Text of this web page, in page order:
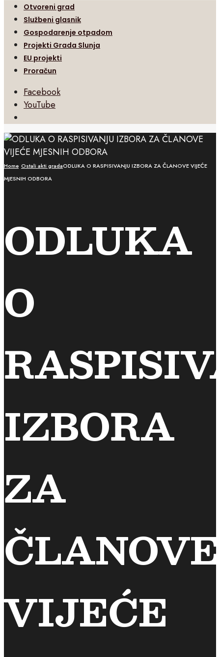
Otvoreni grad
Službeni glasnik
Gospodarenje otpadom
Projekti Grada Slunja
EU projekti
Proračun
Facebook
YouTube
Search
Window
Home Ostali akti gradaODLUKA O RASPISIVANJU IZBORA ZA ČLANOVE VIJEĆE
MJESNIH ODBORA
ODLUKA
O
IZBORA
ZA
ČLANOVE
VIJEĆE